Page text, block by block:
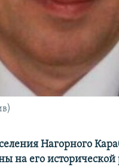
Нагорного
на его